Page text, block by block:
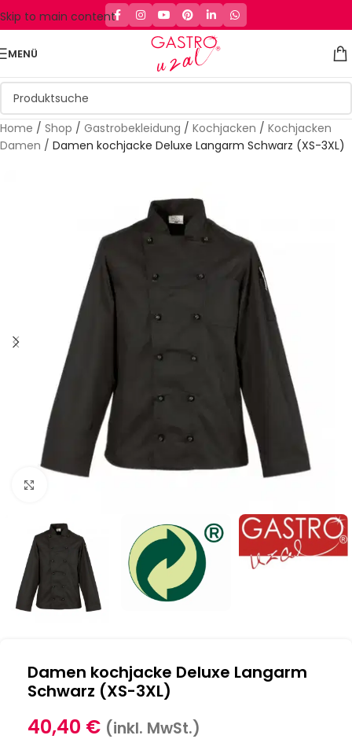
Skip to main content
MENÜ
Home / Shop / Gastrobekleidung / Kochjacken / Kochjacken
Damen / Damen kochjacke Deluxe Langarm Schwarz (XS-3XL)
Damen kochjacke Deluxe Langarm
Schwarz (XS-3XL)
40,40 € (inkl. MwSt.)